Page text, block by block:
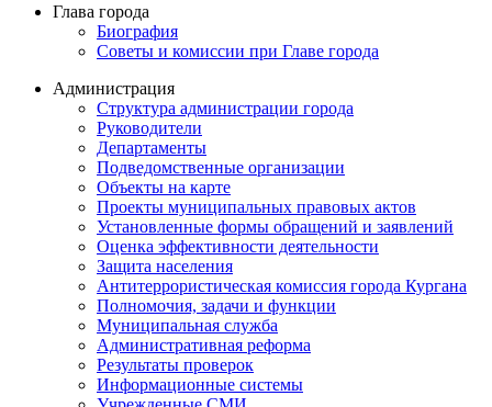
Глава города
Биография
Советы и комиссии при Главе города
Администрация
Структура администрации города
Руководители
Департаменты
Подведомственные организации
Объекты на карте
Проекты муниципальных правовых актов
Установленные формы обращений и заявлений
Оценка эффективности деятельности
Защита населения
Антитеррористическая комиссия города Кургана
Полномочия, задачи и функции
Муниципальная служба
Административная реформа
Результаты проверок
Информационные системы